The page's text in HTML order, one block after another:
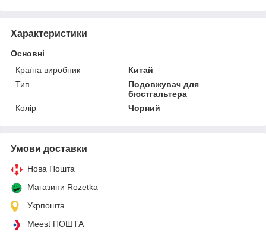
Характеристики
Основні
Країна виробник
Китай
Тип
Подовжувач для
бюстгальтера
Колір
Чорний
Умови доставки
Нова Пошта
Магазини Rozetka
Укрпошта
Meest ПОШТА